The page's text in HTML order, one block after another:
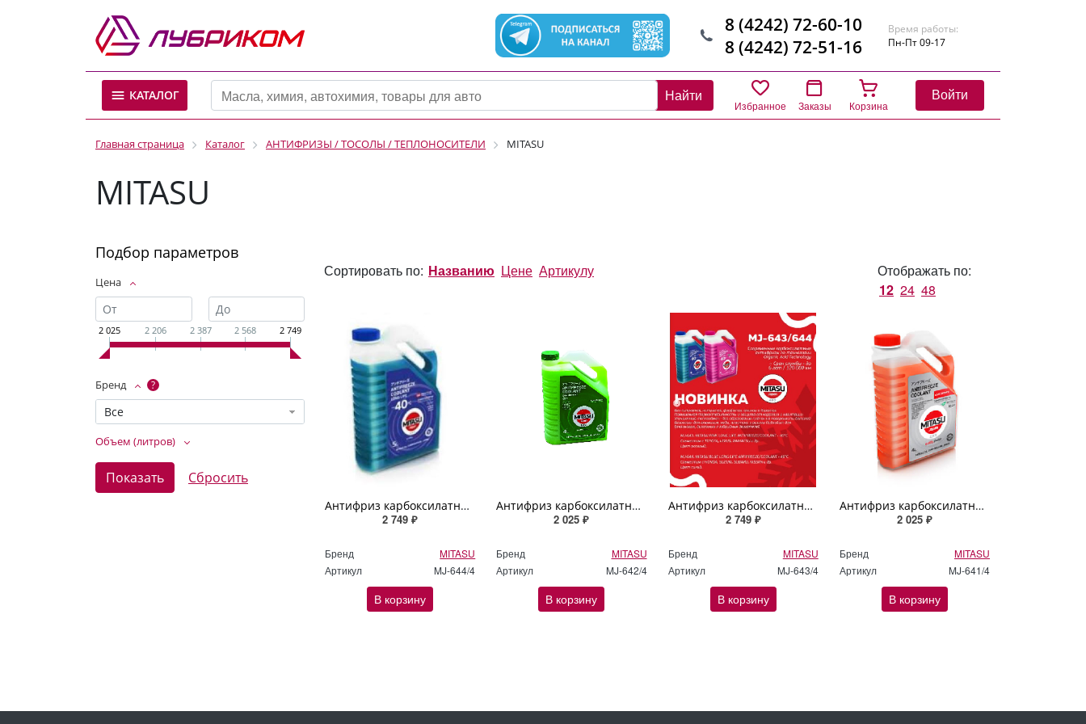
8 (4242) 72-60-10
8 (4242) 72-51-16
Время работы:
Пн-Пт 09-17
КАТАЛОГ Найти
Избранное Заказы Корзина
Войти
Главная страница Каталог АНТИФРИЗЫ / ТОСОЛЫ / ТЕПЛОНОСИТЕЛИ MITASU
MITASU
Подбор параметров
Цена
2 025 2 206 2 387 2 568 2 749
Бренд ?
Все
Объем (литров)
Сортировать по: Названию Цене Артикулу
Отображать по:
12 24 48
Антифриз карбоксилатный MITASU BLUE OAT LLC -40C 120 000 km / 6 years 4л
2 749 ₽
Бренд
MITASU
Артикул
MJ-644/4
В корзину
Антифриз карбоксилатный MITASU GREEN LONG LIFE ANTIFREEZE/COOLANT -40ºC 4л
2 025 ₽
Бренд
MITASU
Артикул
MJ-642/4
В корзину
Антифриз карбоксилатный MITASU PINK OAT LLC -40C 120 000 km / 6 years 4л
2 749 ₽
Бренд
MITASU
Артикул
MJ-643/4
В корзину
Антифриз карбоксилатный MITASU RED LONG LIFE ANTIFREEZE/COOLANT -40ºC 4л
2 025 ₽
Бренд
MITASU
Артикул
MJ-641/4
В корзину